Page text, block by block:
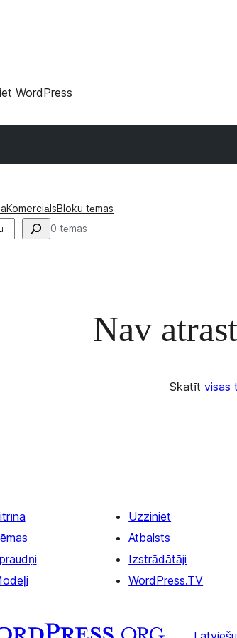
WordPress
KomerciālsBloku tēmas
0 tēmas
Nav
Skatīt visas
Uzziniet
Atbalsts
Izstrādātāji
WordPress.TV